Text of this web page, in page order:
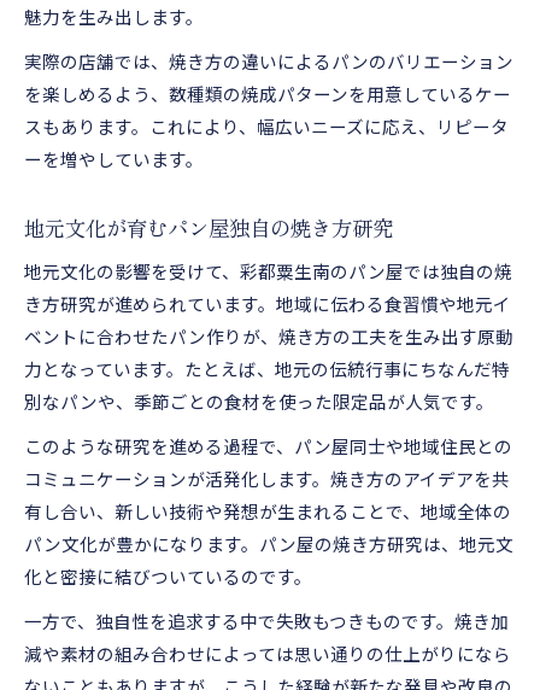
魅力を生み出します。
実際の店舗では、焼き方の違いによるパンのバリエーション
を楽しめるよう、数種類の焼成パターンを用意しているケー
スもあります。これにより、幅広いニーズに応え、リピータ
ーを増やしています。
地元文化が育むパン屋独自の焼き方研究
地元文化の影響を受けて、彩都粟生南のパン屋では独自の焼
き方研究が進められています。地域に伝わる食習慣や地元イ
ベントに合わせたパン作りが、焼き方の工夫を生み出す原動
力となっています。たとえば、地元の伝統行事にちなんだ特
別なパンや、季節ごとの食材を使った限定品が人気です。
このような研究を進める過程で、パン屋同士や地域住民との
コミュニケーションが活発化します。焼き方のアイデアを共
有し合い、新しい技術や発想が生まれることで、地域全体の
パン文化が豊かになります。パン屋の焼き方研究は、地元文
化と密接に結びついているのです。
一方で、独自性を追求する中で失敗もつきものです。焼き加
減や素材の組み合わせによっては思い通りの仕上がりになら